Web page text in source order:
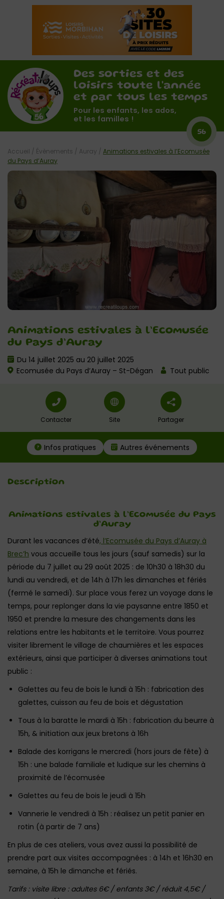
Des sorties et des
loisirs toute l'année
et par tous les temps
Pour les enfants, les ados,
et les familles !
56
Animations estivales à l’Ecomusée
du Pays d’Auray
Du 14 juillet 2025 au 20 juillet 2025
Ecomusée du Pays d’Auray – St-Dégan
Tout public
Accueil / Évènements / Auray / Animations estivales à l’Ecomusée
du Pays d’Auray
Contacter Site Partager
Infos pratiques Autres événements
Description
Animations estivales à l’Ecomusée du Pays
d’Auray
Durant les vacances d’été, l’Ecomusée du Pays d’Auray à
Brec’h vous accueille tous les jours (sauf samedis) sur la
période du 7 juillet au 29 août 2025 : de 10h30 à 18h30 du
lundi au vendredi, et de 14h à 17h les dimanches et fériés
(fermé le samedi). Sur place vous ferez un voyage dans le
temps, pour replonger dans la vie paysanne entre 1850 et
1950 et prendre la mesure des changements dans les
relations entre les habitants et le territoire. Vous pourrez
visiter librement le village de chaumières et les espaces
extérieurs, ainsi que participer à diverses animations tout
public :
Galettes au feu de bois le lundi à 15h : fabrication des
galettes, cuisson au feu de bois et dégustation
Tous à la baratte le mardi à 15h : fabrication du beurre à
15h, & initiation aux jeux bretons à 16h
Balade des korrigans le mercredi (hors jours de fête) à
15h : une balade familiale et ludique sur les chemins à
proximité de l’écomusée
Galettes au feu de bois le jeudi à 15h
Vannerie le vendredi à 15h : réalisez un petit panier en
rotin (à partir de 7 ans)
En plus de ces ateliers, vous avez aussi la possibilité de
prendre part aux visites accompagnées : à 14h et 16h30 en
semaine, à 15h le dimanche et fériés.
Tarifs : visite libre : adultes 6€ / enfants 3€ / réduit 4,5€ /